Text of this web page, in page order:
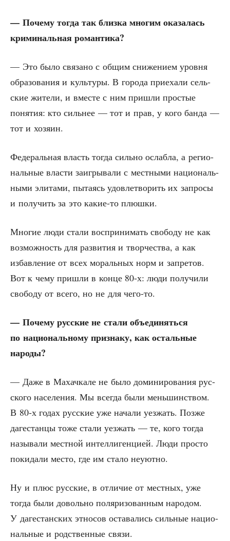
— Поче­му тогда так близ­ка мно­гим ока­за­лась
кри­ми­наль­ная романтика?
— Это было свя­за­но с общим сни­же­ни­ем уров­ня
обра­зо­ва­ния и куль­ту­ры. В горо­да при­е­ха­ли сель­
ские жите­ли, и вме­сте с ним при­шли про­стые
поня­тия: кто силь­нее — тот и прав, у кого бан­да —
тот и хозяин.
Феде­раль­ная власть тогда силь­но ослаб­ла, а реги­о­
наль­ные вла­сти заиг­ры­ва­ли с мест­ны­ми наци­о­наль­
ны­ми эли­та­ми, пыта­ясь удо­вле­тво­рить их запро­сы
и полу­чить за это какие-то плюшки.
Мно­гие люди ста­ли вос­при­ни­мать сво­бо­ду не как
воз­мож­ность для раз­ви­тия и твор­че­ства, а как
избав­ле­ние от всех мораль­ных норм и запре­тов.
Вот к чему при­шли в кон­це 80‑х: люди полу­чи­ли
сво­бо­ду от все­го, но не для чего-то.
— Поче­му рус­ские не ста­ли объ­еди­нять­ся
по наци­о­наль­но­му при­зна­ку, как осталь­ные
народы?
— Даже в Махач­ка­ле не было доми­ни­ро­ва­ния рус­
ско­го насе­ле­ния. Мы все­гда были мень­шин­ством.
В 80‑х годах рус­ские уже нача­ли уез­жать. Поз­же
даге­стан­цы тоже ста­ли уез­жать — те, кого тогда
назы­ва­ли мест­ной интел­ли­ген­ци­ей. Люди про­сто
поки­да­ли место, где им ста­ло неуютно.
Ну и плюс рус­ские, в отли­чие от мест­ных, уже
тогда были доволь­но поля­ри­зо­ван­ным наро­дом.
У даге­стан­ских этно­сов оста­ва­лись силь­ные наци­о­
наль­ные и род­ствен­ные связи.